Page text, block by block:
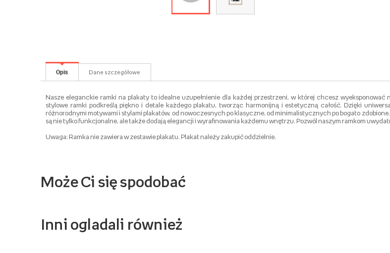
Opis Dane szczegółowe
Nasze eleganckie ramki na plakaty to idealne uzupełnienie dla każdej przestrzeni, w której chcesz wyeksponować
stylowe ramki podkreślą piękno i detale każdego plakatu, tworząc harmonijną i estetyczną całość. Dzięki
różnorodnymi motywami i stylami plakatów, od nowoczesnych po klasyczne, od minimalistycznych po bogato
są nie tylko funkcjonalne, ale także dodają elegancji i wyrafinowania każdemu wnętrzu. Pozwól naszym ramkom
Uwaga: Ramka nie zawiera w zestawie plakatu. Plakat należy zakupić oddzielnie.
Może Ci się spodobać
Inni ogladali również